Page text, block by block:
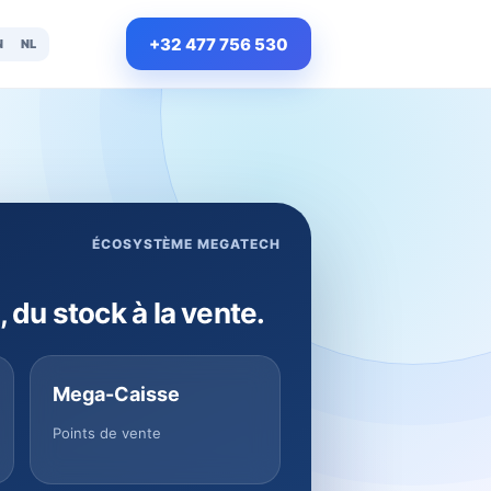
NL +32 477 756 530
ÉCOSYSTÈME MEGATECH
du stock à la vente.
Mega-Caisse
Points de vente